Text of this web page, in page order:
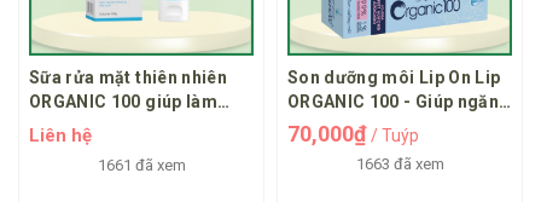
Sữa rửa mặt thiên nhiên
ORGANIC 100 giúp làm
sạch bã nhờn và bụi bẩn
trên da
Liên hệ
1661 đã xem
Son dưỡng môi Lip On Lip
ORGANIC 100 - Giúp ngăn
ngừa bong tróc, khô và
nứt nẻ môi, giúp da môi
căng mịn
70,000₫ / Tuýp
1663 đã xem